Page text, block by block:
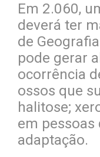
Em 2.060,
deverá ter
de
pode gerar
ocorrência
ossos que
halitose;
em
adaptação.